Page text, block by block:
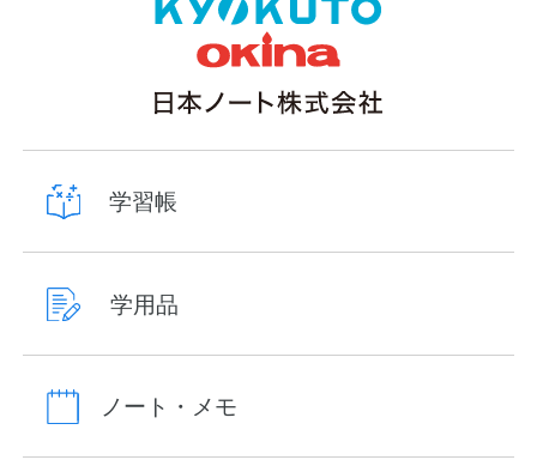
学習帳
学用品
ノート・メモ